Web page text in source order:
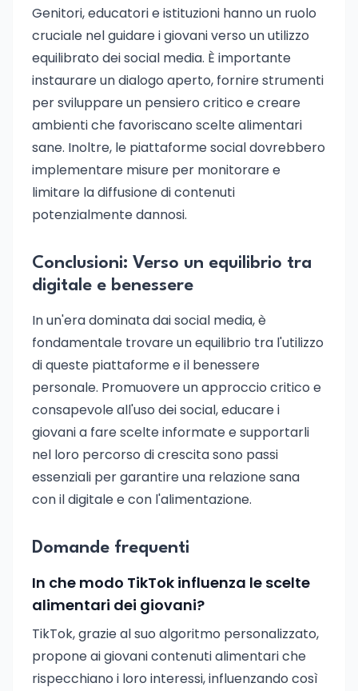
Genitori, educatori e istituzioni hanno un ruolo
cruciale nel guidare i giovani verso un utilizzo
equilibrato dei social media. È importante
instaurare un dialogo aperto, fornire strumenti
per sviluppare un pensiero critico e creare
ambienti che favoriscano scelte alimentari
sane. Inoltre, le piattaforme social dovrebbero
implementare misure per monitorare e
limitare la diffusione di contenuti
potenzialmente dannosi.
Conclusioni: Verso un equilibrio tra
digitale e benessere
In un'era dominata dai social media, è
fondamentale trovare un equilibrio tra l'utilizzo
di queste piattaforme e il benessere
personale. Promuovere un approccio critico e
consapevole all'uso dei social, educare i
giovani a fare scelte informate e supportarli
nel loro percorso di crescita sono passi
essenziali per garantire una relazione sana
con il digitale e con l'alimentazione.
Domande frequenti
In che modo TikTok influenza le scelte
alimentari dei giovani?
TikTok, grazie al suo algoritmo personalizzato,
propone ai giovani contenuti alimentari che
rispecchiano i loro interessi, influenzando così